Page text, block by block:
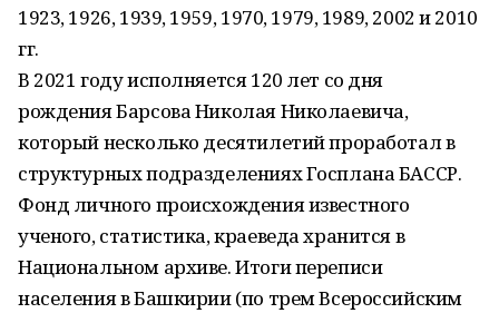
1923, 1926, 1939, 1959, 1970, 1979, 1989, 2002 и 2010
гг.
В 2021 году исполняется 120 лет со дня
рождения Барсова Николая Николаевича,
который несколько десятилетий проработал в
структурных подразделениях Госплана БАССР.
Фонд личного происхождения известного
ученого, статистика, краеведа хранится в
Национальном архиве. Итоги переписи
населения в Башкирии (по трем Всероссийским